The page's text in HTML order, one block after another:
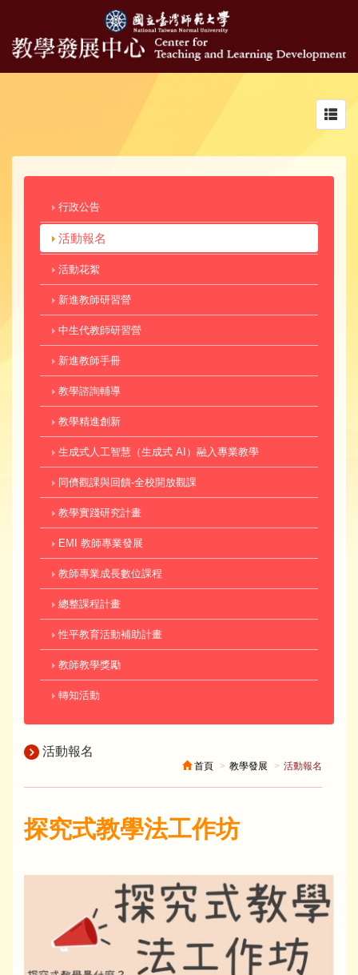
行政公告
活動報名
活動花絮
新進教師研習營
中生代教師研習營
新進教師手冊
教學諮詢輔導
教學精進創新
生成式人工智慧（生成式 AI）融入專業教學
同儕觀課與回饋-全校開放觀課
教學實踐研究計畫
EMI 教師專業發展
教師專業成長數位課程
總整課程計畫
性平教育活動補助計畫
教師教學獎勵
轉知活動
活動報名
首頁 教學發展 活動報名
探究式教學法工作坊